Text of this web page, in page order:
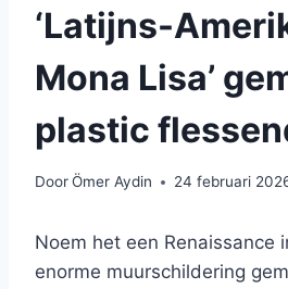
‘Latijns-
Mona Lisa’
plastic
DoorÖmer Aydin 24 februari
Noem het een Renaissance
enorme muurschildering